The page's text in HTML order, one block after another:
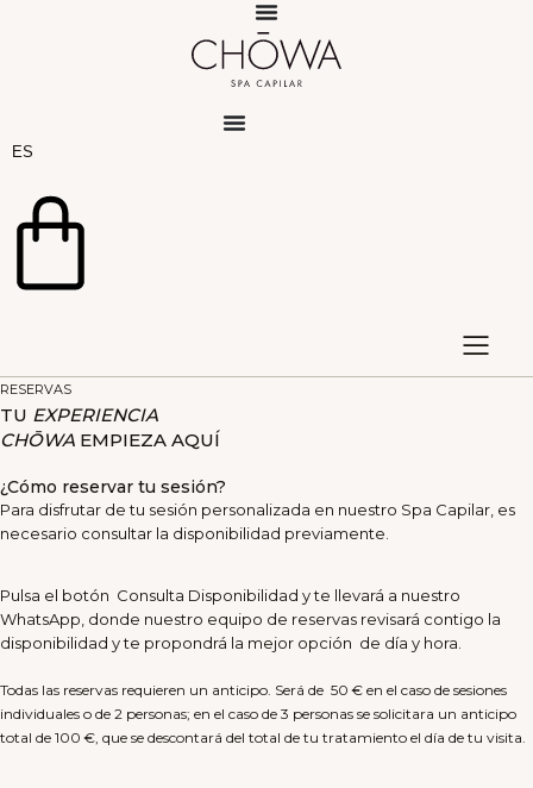
ES
EN
RESERVAS
TU EXPERIENCIA
CHŌWA EMPIEZA AQUÍ
¿Cómo reservar tu sesión?
Para disfrutar de tu sesión personalizada en nuestro Spa Capilar, es
necesario consultar la disponibilidad previamente.
Pulsa el botón Consulta Disponibilidad y te llevará a nuestro
WhatsApp, donde nuestro equipo de reservas revisará contigo la
disponibilidad y te propondrá la mejor opción de día y hora.
Todas las reservas requieren un anticipo. Será de 50 € en el caso de sesiones
individuales o de 2 personas; en el caso de 3 personas se solicitara un anticipo
total de 100 €, que se descontará del total de tu tratamiento el día de tu visita.